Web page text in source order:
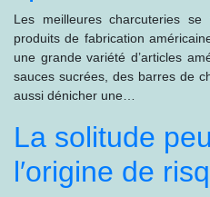
Les meilleures charcuteries
produits de fabrication
une grande variété d’articles
sauces sucrées, des barres de
aussi dénicher une…
La solitude
l′origine de